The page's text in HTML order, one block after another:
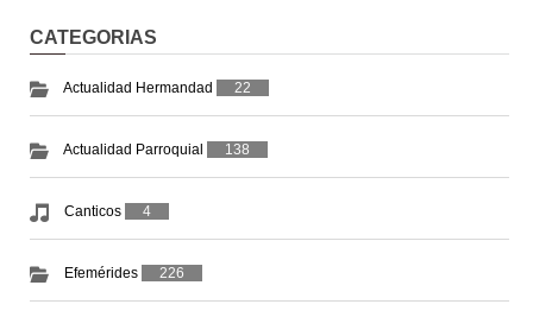
CATEGORIAS
Actualidad Hermandad 22
Actualidad Parroquial 138
Canticos 4
Efemérides 226